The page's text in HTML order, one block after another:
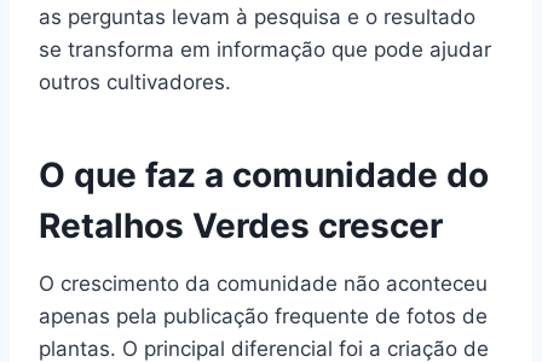
as perguntas levam à pesquisa e o resultado
se transforma em informação que pode ajudar
outros cultivadores.
O que faz a comunidade do
Retalhos Verdes crescer
O crescimento da comunidade não aconteceu
apenas pela publicação frequente de fotos de
plantas. O principal diferencial foi a criação de